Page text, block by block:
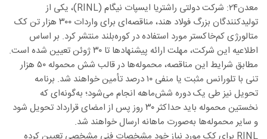
معدن۲۴: شرکت دولتی راشتریا ایسپات نیگام (RINL)، یکی از
تولیدکنندگان بزرگ فولاد هند، مناقصه‌ای برای واردات ۳۰۰ هزار تن کک
متالورژی کم‌خاکستر مورد استفاده در کوره‌بلند منتشر کرد. بر اساس
اطلاعیه این شرکت، مهلت ارائه پیشنهادها تا ۳۰ ژوئن تعیین شده است.
مطابق شرایط این مناقصه، محموله‌ها در قالب شش محموله ۵۰ هزار
تنی با تلورانس مثبت یا منفی ۱۰ درصد تأمین خواهند شد. برنامه
تحویل نیز طی یک دوره شش‌ماهه انجام می‌شود؛ به‌گونه‌ای که
نخستین محموله باید حداکثر ۳۰ روز پس از امضای قرارداد تحویل شود
و سایر محموله‌ها به‌صورت ماهانه ارسال خواهند شد.